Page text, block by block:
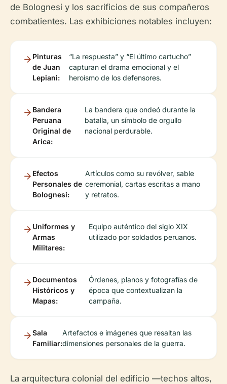
de Bolognesi y los sacrificios de sus compañeros
combatientes. Las exhibiciones notables incluyen:
Pinturas
de Juan
Lepiani:
“La respuesta” y “El último cartucho”
capturan el drama emocional y el
heroísmo de los defensores.
Bandera
Peruana
Original de
Arica:
La bandera que ondeó durante la
batalla, un símbolo de orgullo
nacional perdurable.
Efectos
Personales de
Bolognesi:
Artículos como su revólver, sable
ceremonial, cartas escritas a mano
y retratos.
Uniformes y
Armas
Militares:
Equipo auténtico del siglo XIX
utilizado por soldados peruanos.
Documentos
Históricos y
Mapas:
Órdenes, planos y fotografías de
época que contextualizan la
campaña.
Sala
Familiar:
Artefactos e imágenes que resaltan las
dimensiones personales de la guerra.
La arquitectura colonial del edificio —techos altos,